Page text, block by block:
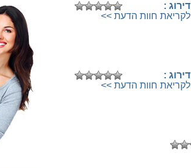
דירוג :
לקריאת חוות הדעת >>
דירוג :
לקריאת חוות הדעת >>